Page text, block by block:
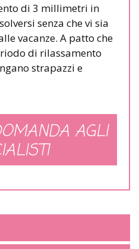
di 3 millimetri in
senza che vi sia
vacanze. A patto che
di rilassamento
strapazzi e
AGLI